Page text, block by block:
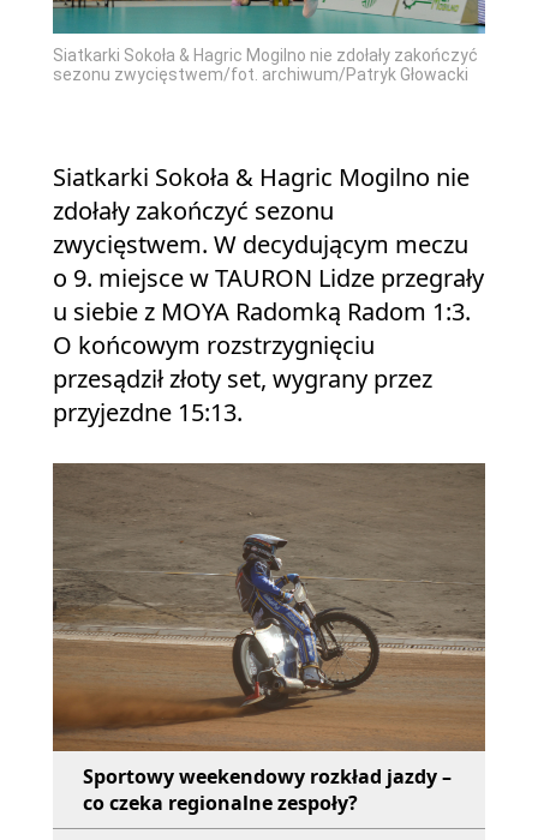
Siatkarki Sokoła & Hagric Mogilno nie zdołały zakończyć
sezonu zwycięstwem/fot. archiwum/Patryk Głowacki
Siatkarki Sokoła & Hagric Mogilno nie
zdołały zakończyć sezonu
zwycięstwem. W decydującym meczu
o 9. miejsce w TAURON Lidze przegrały
u siebie z MOYA Radomką Radom 1:3.
O końcowym rozstrzygnięciu
przesądził złoty set, wygrany przez
przyjezdne 15:13.
Sportowy weekendowy rozkład jazdy –
co czeka regionalne zespoły?